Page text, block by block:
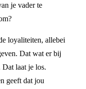
je vader te
loyaliteiten, allebei
Dat wat er bij
Dat laat je los.
geeft dat jou